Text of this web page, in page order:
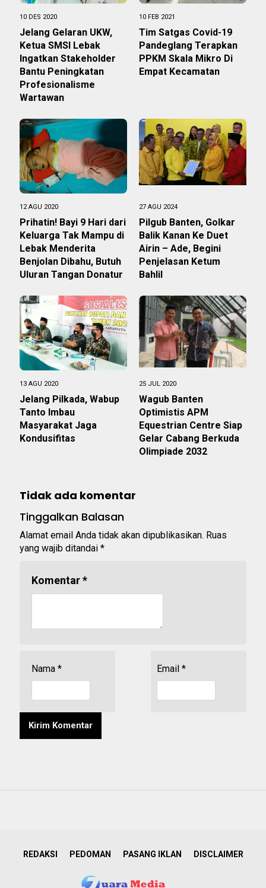
10 DES 2020
Jelang Gelaran UKW,
Ketua SMSI Lebak
Ingatkan Stakeholder
Bantu Peningkatan
Profesionalisme
Wartawan
10 FEB 2021
Tim Satgas Covid-19
Pandeglang Terapkan
PPKM Skala Mikro Di
Empat Kecamatan
12 AGU 2020
Prihatin! Bayi 9 Hari dari
Keluarga Tak Mampu di
Lebak Menderita
Benjolan Dibahu, Butuh
Uluran Tangan Donatur
27 AGU 2024
Pilgub Banten, Golkar
Balik Kanan Ke Duet
Airin – Ade, Begini
Penjelasan Ketum
Bahlil
13 AGU 2020
Jelang Pilkada, Wabup
Tanto Imbau
Masyarakat Jaga
Kondusifitas
25 JUL 2020
Wagub Banten
Optimistis APM
Equestrian Centre Siap
Gelar Cabang Berkuda
Olimpiade 2032
Tidak ada komentar
Tinggalkan Balasan
Alamat email Anda tidak akan dipublikasikan. Ruas
yang wajib ditandai *
Komentar*
Nama * Email *
REDAKSI PEDOMAN PASANG IKLAN DISCLAIMER